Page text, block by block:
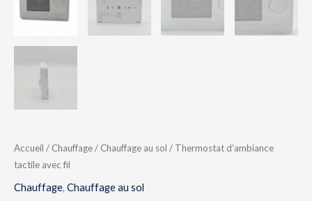
Accueil / Chauffage/ Chauffage au sol / Thermostat d’ambiance
tactile avec fil
Chauffage, Chauffage au sol